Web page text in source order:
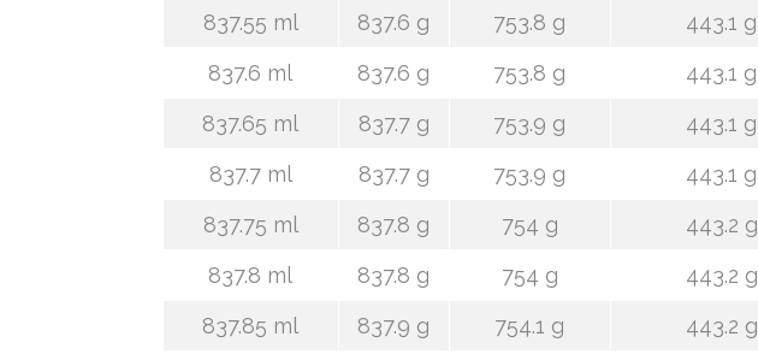
837.55 ml
837.6 g 753.8 g 443.1 g
837.6 ml
837.6 g 753.8 g 443.1 g
837.65 ml
837.7 g 753.9 g 443.1 g
837.7 ml
837.7 g 753.9 g 443.1 g
837.75 ml
837.8 g 754 g 443.2 g
837.8 ml
837.8 g 754 g 443.2 g
837.85 ml
837.9 g 754.1 g 443.2 g